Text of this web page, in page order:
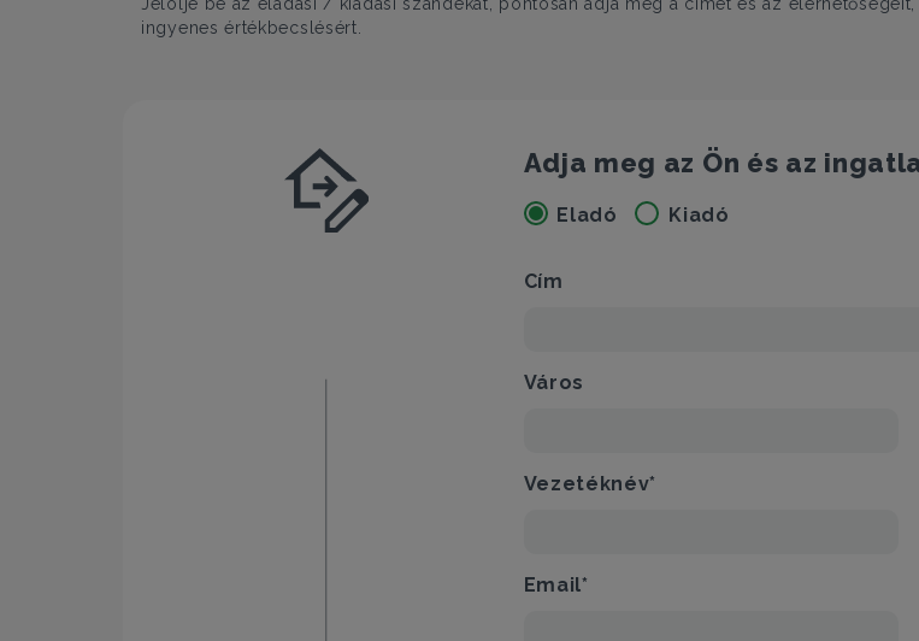
ingyenes értékbecslésért.
Adja meg az Ön és az
Eladó Kiadó
Cím
Város
Vezetéknév*
Email*